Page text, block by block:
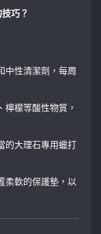
巧？
中性清潔劑，每周
檬等酸性物質，
的大理石專用蠟打
柔軟的保護墊，以